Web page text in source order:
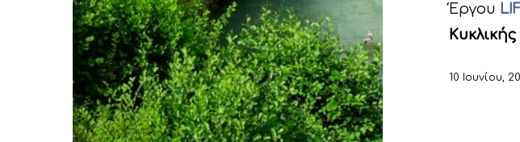
Έργου
10 Ιουνίου,